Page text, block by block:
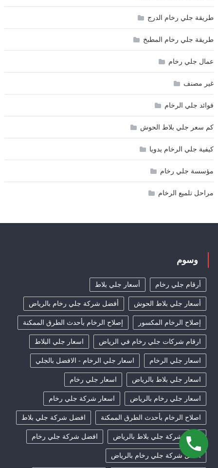
طريقة جلي رخام الدرج
طريقة جلي رخام المطبخ
عمال جلي رخام
غير مصنف
فوائد جلي الرخام
كم سعر جلي بلاط الحوش
كيفية جلي الرخام يدويا
مؤسسة جلي رخام
مراحل تلميع الرخام
وسوم
أرقام جلي رخام أسعار جلي بلاط
أسعار جلي بلاط الحوش أفضل شركة جلي رخام بالرياض
إصلاح الرخام المكسور إصلاح الرخام بأحدث الطرق الممكنة
ارقام شركات جلي رخام في الرياض اسعار جلي البلاط
اسعار جلي الرخام اسعار جلي الرخام - الافضل بالجلي
اسعار جلي بلاط بالرياض اسعار جلي رخام
اسعار جلي رخام بالرياض اسعار شركة جلي رخام
اصلاح الرخام بأحدث الطرق الممكنة افضل شركة جلي بلاط
افضل شركة جلي بلاط بالرياض افضل شركة جلي رخام
افضل شركة جلي رخام بالرياض